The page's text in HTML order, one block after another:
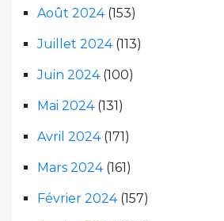
Août 2024(153)
Juillet 2024(113)
Juin 2024(100)
Mai 2024(131)
Avril 2024(171)
Mars 2024(161)
Février 2024(157)